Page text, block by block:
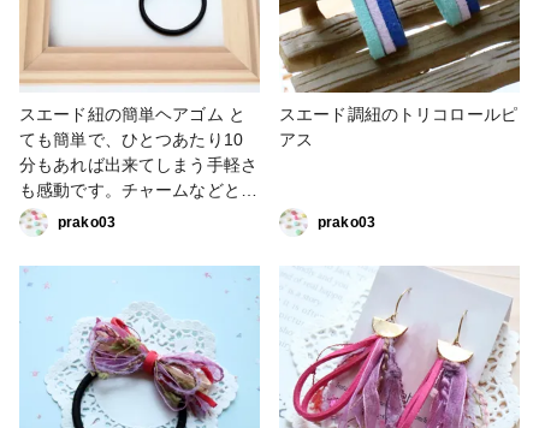
スエード紐の簡単ヘアゴム と
ても簡単で、ひとつあたり10
分もあれば出来てしまう手軽さ
も感動です。チャームなどと合
わせたり、コードの本数を増や
したり、自分好みのアレンジも
ぜひ楽しんでみてください。
prako03
スエード調紐のトリコロールピ
アス
prako03